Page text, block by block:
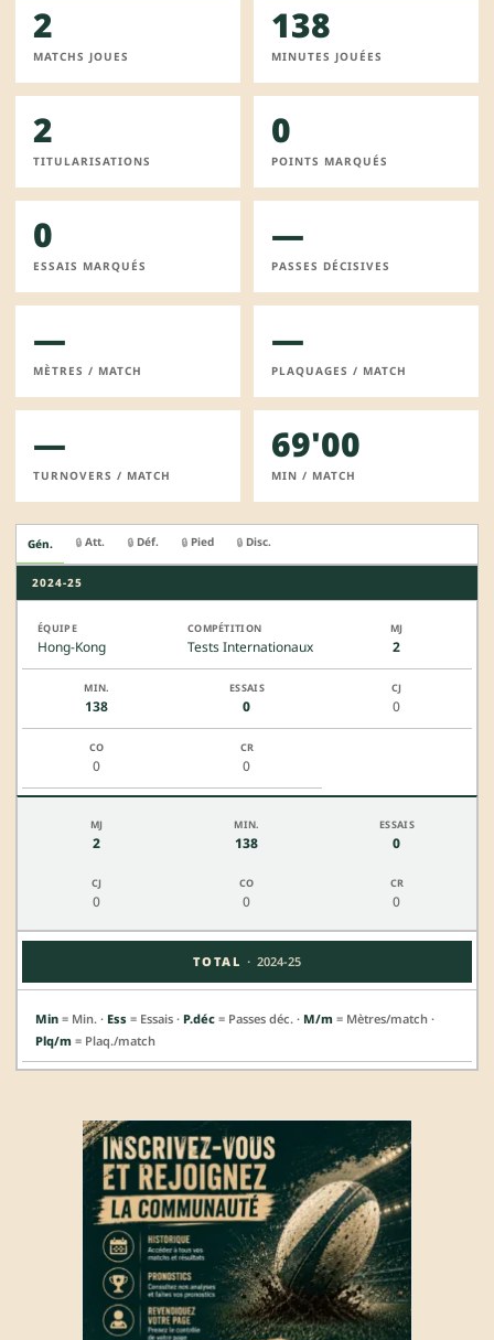
2
MATCHS JOUES
138
MINUTES JOUÉES
2
TITULARISATIONS
0
POINTS MARQUÉS
0
ESSAIS MARQUÉS
—
PASSES DÉCISIVES
—
MÈTRES / MATCH
—
PLAQUAGES / MATCH
—
TURNOVERS / MATCH
69'00
MIN / MATCH
Gén. 🔒 Att. 🔒 Déf. 🔒 Pied 🔒 Disc.
2024-25
Hong-Kong Tests Internationaux 2
138 0 0
0 0
2 138 0
0 0 0
TOTAL · 2024-25
Min = Min. · Ess = Essais · P.déc = Passes déc. · M/m = Mètres/match ·
Plq/m = Plaq./match